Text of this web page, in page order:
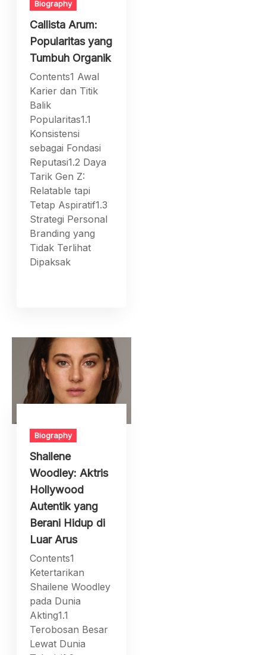
Biography
Callista Arum:
Popularitas yang
Tumbuh Organik
Contents1 Awal
Karier dan Titik
Balik
Popularitas1.1
Konsistensi
sebagai Fondasi
Reputasi1.2 Daya
Tarik Gen Z:
Relatable tapi
Tetap Aspiratif1.3
Strategi Personal
Branding yang
Tidak Terlihat
Dipaksak
Biography
Shailene
Woodley: Aktris
Hollywood
Autentik yang
Berani Hidup di
Luar Arus
Contents1
Ketertarikan
Shailene Woodley
pada Dunia
Akting1.1
Terobosan Besar
Lewat Dunia